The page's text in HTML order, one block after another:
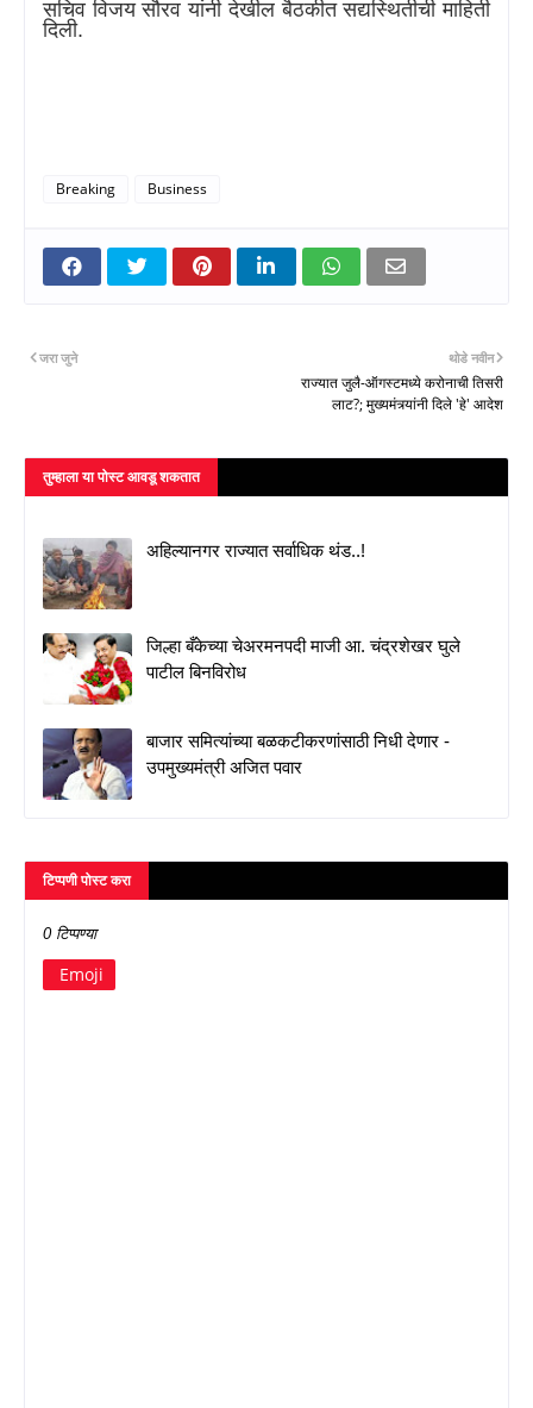
सचिव विजय सौरव यांनी देखील बैठकीत सद्यस्थितीची माहिती
दिली.
Breaking Business
थोडे नवीन
राज्यात जुलै-ऑगस्टमध्ये करोनाची तिसरी
लाट?; मुख्यमंत्र्यांनी दिले 'हे' आदेश
जरा जुने
तुम्‍हाला या पोस्‍ट आवडू शकतात
अहिल्यानगर राज्यात सर्वाधिक थंड..!
जिल्हा बँकेच्या चेअरमनपदी माजी आ. चंद्रशेखर घुले
पाटील बिनविरोध
बाजार समित्यांच्या बळकटीकरणांसाठी निधी देणार -
उपमुख्यमंत्री अजित पवार
टिप्पणी पोस्ट करा
0 टिप्पण्या
Emoji